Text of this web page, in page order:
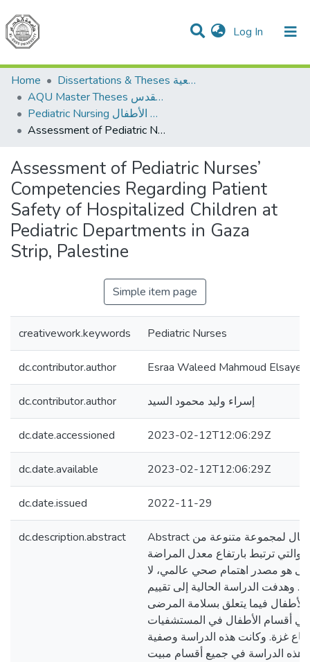
Log In (current)
Communities & Collections
All of DSpace
Home
Dissertations & Theses الرسائل الجامعية
AQU Master Theses الرسائل الجامعية الخاصة بجامعة القدس
Pediatric Nursing تمريض الأطفال
Assessment of Pediatric Nurses’ Competencies Regarding Patient Safety of Hospitalized Children at Pediatric Departments in Gaza Strip, Palestine
Assessment of Pediatric Nurses’
Competencies Regarding Patient
Safety of Hospitalized Children at
Pediatric Departments in Gaza
Strip, Palestine
Simple item page
creativework.keywords Pediatric Nurses
dc.contributor.author Esraa Waleed Mahmoud Elsayed
dc.contributor.author إسراء وليد محمود السيد
dc.date.accessioned 2023-02-12T12:06:29Z
dc.date.available 2023-02-12T12:06:29Z
dc.date.issued 2022-11-29
dc.description.abstract
Abstract ملخص: يتعرض الأطفال لمجموعة متنوعة من
والتي ترتبط بارتفاع معدل المراضة
هو مصدر اهتمام صحي عالمي، لا
وهدفت الدراسة الحالية إلى تقييم
فيما يتعلق بسلامة المرضى
في أقسام الأطفال في المستشفيات
غزة. وكانت هذه الدراسة وصفية
هذه الدراسة في جميع أقسام مبيت